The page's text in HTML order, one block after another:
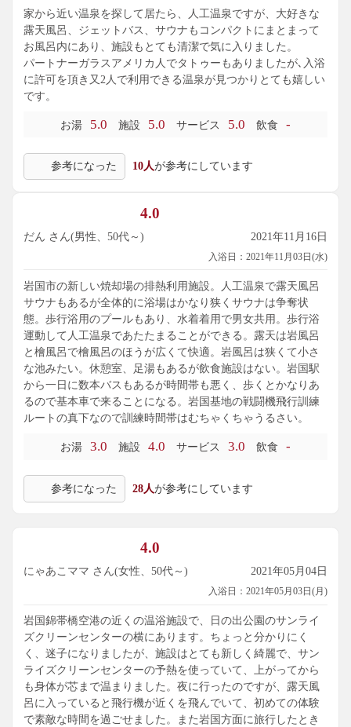
めします。
ここに行くようになって、他のスーパー銭湯にはゆかなくな
りました（という位気に入っているスーパー銭湯です）
家から近い温泉を探して居たら、人工温泉ですが、大好きな
露天風呂、ジェットバス、サウナもコンパクトにまとまって
お風呂内にあり、施設もとても清潔で気に入りました。
パートナーガラスアメリカ人でタトゥーもありましたが､入浴
に許可を頂き又2人で利用できる温泉が見つかりとても嬉しい
です。
お湯 5.0 施設 5.0 サービス 5.0 飲食 -
参考になった 10人が参考にしています
4.0
だん さん(男性、50代～) 2021年11月16日
入浴日：2021年11月03日(水)
岩国市の新しい焼却場の排熱利用施設。人工温泉で露天風呂
サウナもあるが全体的に浴場はかなり狭くサウナは争奪状
態。歩行浴用のプールもあり、水着着用で男女共用。歩行浴
運動して人工温泉であたたまることができる。露天は岩風呂
と檜風呂で檜風呂のほうが広くて快適。岩風呂は狭くて小さ
な池みたい。休憩室、足湯もあるが飲食施設はない。岩国駅
から一日に数本バスもあるが時間帯も悪く、歩くとかなりあ
るので基本車で来ることになる。岩国基地の戦闘機飛行訓練
ルートの真下なので訓練時間帯はむちゃくちゃうるさい。
お湯 3.0 施設 4.0 サービス 3.0 飲食 -
参考になった 28人が参考にしています
4.0
にゃあこママ さん(女性、50代～) 2021年05月04日
入浴日：2021年05月03日(月)
岩国錦帯橋空港の近くの温浴施設で、日の出公園のサンライ
ズクリーンセンターの横にあります。ちょっと分かりにく
く、迷子になりましたが、施設はとても新しく綺麗で、サン
ライズクリーンセンターの予熱を使っていて、上がってから
も身体が芯まで温まりました。夜に行ったのですが、露天風
呂に入っていると飛行機が近くを飛んでいて、初めての体験
で素敵な時間を過ごせました。また岩国方面に旅行したとき